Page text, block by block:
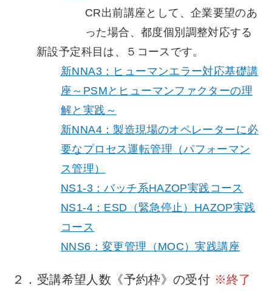
CR出前講座として、企業要望のあ
った場合、都度個別調整対応する
新設予定科目は、５コースです。
新NNA3：ヒューマンエラー対応基礎講
座～PSMとヒューマンファクターの理
解と実践～
新NNA4：製造現場のオペレーターに必
要なプロセス運転管理（パフォーマン
ス管理）
NS1-3：バッチ系HAZOP実践コース
NS1-4：ESD（緊急停止）HAZOP実践
コース
NNS6：変更管理（MOC）実践講座
２．受講希望人数《予約枠》の受付 ※終了